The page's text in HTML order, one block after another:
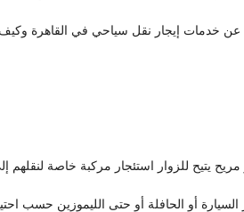
عن خدمات إيجار نقل سياحي في القاهرة
يتيح للزوار استئجار مركبة خاصة لنقلهم
أو الحافلة أو حتى الليموزين حسب